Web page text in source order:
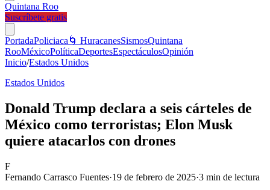
Quintana Roo
Suscríbete gratis
PortadaPoliciaca 🌀 HuracanesSismosQuintana
RooMéxicoPolíticaDeportesEspectáculosOpinión
Inicio/Estados Unidos
Estados Unidos
Donald Trump declara a seis cárteles de
México como terroristas; Elon Musk
quiere atacarlos con drones
F
Fernando Carrasco Fuentes·19 de febrero de 2025·3 min de lectura